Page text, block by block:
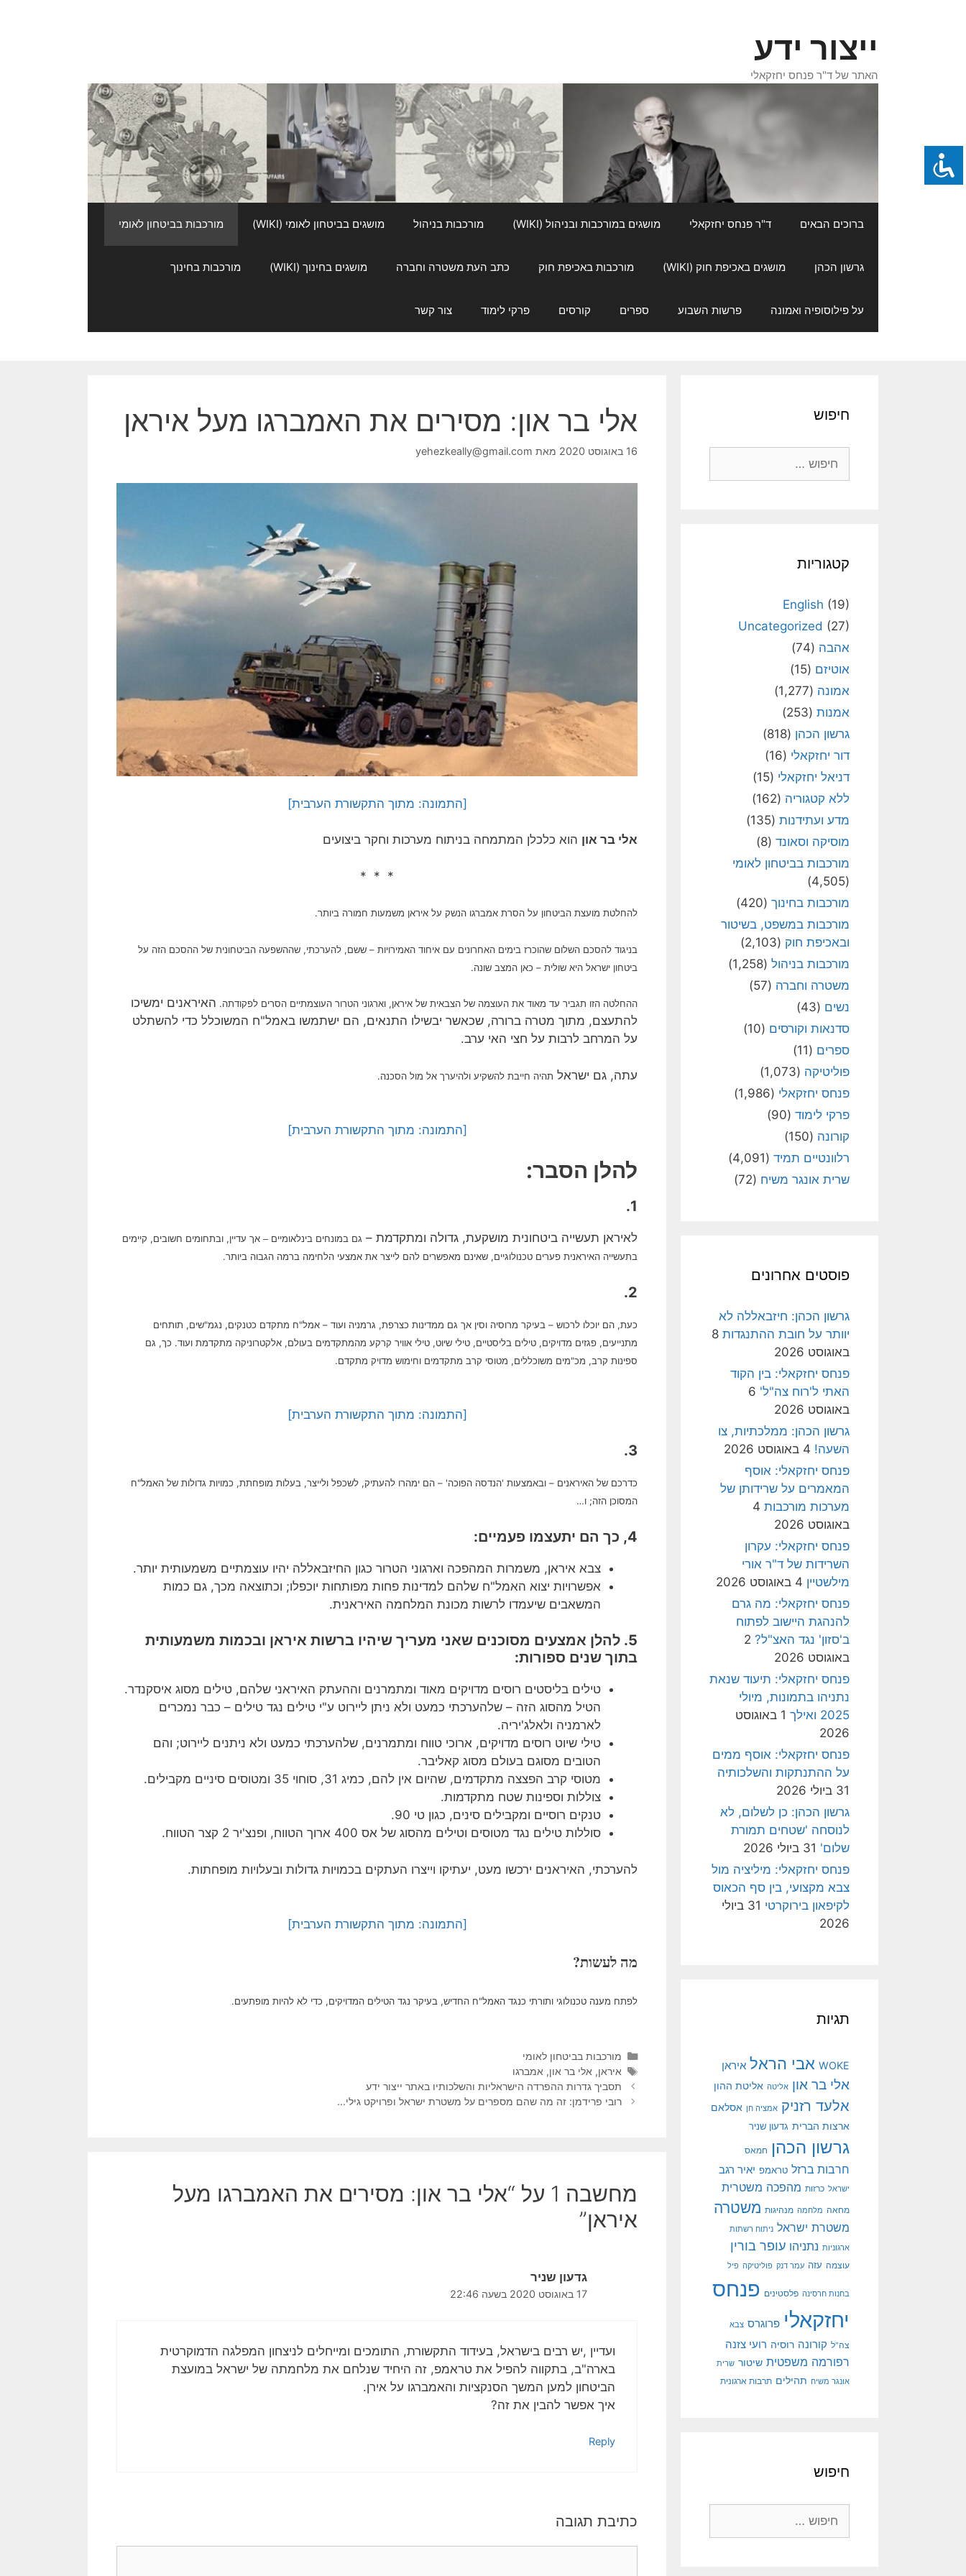
ייצור ידע
האתר של ד"ר פנחס יחזקאלי
ברוכים הבאים ד"ר פנחס יחזקאלי מושגים במורכבות ובניהול (WIKI) מורכבות בניהול מושגים בביטחון לאומי (WIKI) מורכבות בביטחון לאומי
גרשון הכהן מושגים באכיפת חוק (WIKI) מורכבות באכיפת חוק כתב העת משטרה וחברה מושגים בחינוך (WIKI) מורכבות בחינוך
על פילוסופיה ואמונה פרשות השבוע ספרים קורסים פרקי לימוד צור קשר
אלי בר און: מסירים את האמברגו מעל איראן
16 באוגוסט 2020 מאת yehezkeally@gmail.com
[התמונה: מתוך התקשורת הערבית]
אלי בר און הוא כלכלן המתמחה בניתוח מערכות וחקר ביצועים
* * *
להחלטת מועצת הביטחון על הסרת אמברגו הנשק על איראן משמעות חמורה ביותר.
בניגוד להסכם השלום שהוכרז בימים האחרונים עם איחוד האמירויות – ששם, להערכתי, שההשפעה הביטחונית של ההסכם הזה על
ביטחון ישראל היא שולית – כאן המצב שונה.
ההחלטה הזו תגביר עד מאוד את העוצמה של הצבאית של איראן, וארגוני הטרור העוצמתיים הסרים לפקודתה. האיראנים ימשיכו
להתעצם, מתוך מטרה ברורה, שכאשר יבשילו התנאים, הם ישתמשו באמל"ח המשוכלל כדי להשתלט
על המרחב לרבות על חצי האי ערב.
עתה, גם ישראל תהיה חייבת להשקיע ולהיערך אל מול הסכנה.
[התמונה: מתוך התקשורת הערבית]
להלן הסבר:
1.
לאיראן תעשייה ביטחונית מושקעת, גדולה ומתקדמת – גם במונחים בינלאומיים – אך עדיין, ובתחומים חשובים, קיימים
בתעשייה האיראנית פערים טכנולוגיים, שאינם מאפשרים להם לייצר את אמצעי הלחימה ברמה הגבוה ביותר.
2.
כעת, הם יוכלו לרכוש – בעיקר מרוסיה וסין אך גם ממדינות כצרפת, גרמניה ועוד – אמל"ח מתקדם כטנקים, נגמ"שים, תותחים
מתנייעים, פגזים מדויקים, טילים בליסטיים, טילי שיוט, טילי אוויר קרקע מהמתקדמים בעולם, אלקטרוניקה מתקדמת ועוד. כך, גם
ספינות קרב, מכ"מים משוכללים, מטוסי קרב מתקדמים וחימוש מדויק מתקדם.
[התמונה: מתוך התקשורת הערבית]
3.
כדרכם של האיראנים – ובאמצעות 'הנדסה הפוכה' – הם ימהרו להעתיק, לשכפל ולייצר, בעלות מופחתת, כמויות גדולות של האמל"ח
המסוכן הזה; ו…
4, כך הם יתעצמו פעמיים:
צבא איראן, משמרות המהפכה וארגוני הטרור כגון החיזבאללה יהיו עוצמתיים משמעותית יותר.
אפשרויות יצוא האמל"ח שלהם למדינות פחות מפותחות יוכפלו; וכתוצאה מכך, גם כמות
המשאבים שיעמדו לרשות מכונת המלחמה האיראנית.
5. להלן אמצעים מסוכנים שאני מעריך שיהיו ברשות איראן ובכמות משמעותית
בתוך שנים ספורות:
טילים בליסטים רוסים מדויקים מאוד ומתמרנים וההעתק האיראני שלהם, טילים מסוג איסקנדר.
הטיל מהסוג הזה – שלהערכתי כמעט ולא ניתן ליירוט ע"י טילים נגד טילים – כבר נמכרים
לארמניה ולאלג'יריה.
טילי שיוט רוסים מדויקים, ארוכי טווח ומתמרנים, שלהערכתי כמעט ולא ניתנים ליירוט; והם
הטובים מסוגם בעולם מסוג קאליבר.
מטוסי קרב הפצצה מתקדמים, שהיום אין להם, כמיג 31, סוחוי 35 ומטוסים סיניים מקבילים.
צוללות וספינות שטח מתקדמות.
טנקים רוסיים ומקבילים סינים, כגון טי 90.
סוללות טילים נגד מטוסים וטילים מהסוג של אס 400 ארוך הטווח, ופנצ'יר 2 קצר הטווח.
להערכתי, האיראנים ירכשו מעט, יעתיקו וייצרו העתקים בכמויות גדולות ובעלויות מופחתות.
[התמונה: מתוך התקשורת הערבית]
מה לעשות?
לפתח מענה טכנולוגי ותורתי כנגד האמל"ח החדיש, בעיקר נגד הטילים המדויקים, כדי לא להיות מופתעים.
קטגוריות
מורכבות בביטחון לאומי
תגיות
איראן, אלי בר און, אמברגו
תסביך גדרות ההפרדה הישראליות והשלכותיו באתר ייצור ידע
רובי פרידמן: זה מה שהם מספרים על משטרת ישראל ופרויקט גילי…
מחשבה 1 על “אלי בר און: מסירים את האמברגו מעל
איראן”
גדעון שניר
17 באוגוסט 2020 בשעה 22:46
ועדיין ,יש רבים בישראל, בעידוד התקשורת, התומכים ומייחלים לניצחון המפלגה הדמוקרטית
בארה"ב, בתקווה להפיל את טראמפ, זה היחיד שנלחם את מלחמתה של ישראל במועצת
הביטחון למען המשך הסנקציות והאמברגו על אירן.
איך אפשר להבין את זה?
Reply
כתיבת תגובה
חיפוש
קטגוריות
English (19)
Uncategorized (27)
אהבה (74)
אוטיזם (15)
אמונה (1,277)
אמנות (253)
גרשון הכהן (818)
דור יחזקאלי (16)
דניאל יחזקאלי (15)
ללא קטגוריה (162)
מדע ועתידנות (135)
מוסיקה וסאונד (8)
מורכבות בביטחון לאומי
(4,505)
מורכבות בחינוך (420)
מורכבות במשפט, בשיטור
ובאכיפת חוק (2,103)
מורכבות בניהול (1,258)
משטרה וחברה (57)
נשים (43)
סדנאות וקורסים (10)
ספרים (11)
פוליטיקה (1,073)
פנחס יחזקאלי (1,986)
פרקי לימוד (90)
קורונה (150)
רלוונטיים תמיד (4,091)
שרית אונגר משיח (72)
פוסטים אחרונים
גרשון הכהן: חיזבאללה לא
יוותר על חובת ההתנגדות 8
באוגוסט 2026
פנחס יחזקאלי: בין הקוד
האתי ל'רוח צה"ל' 6
באוגוסט 2026
גרשון הכהן: ממלכתיות, צו
השעה! 4 באוגוסט 2026
פנחס יחזקאלי: אוסף
המאמרים על שרידותן של
מערכות מורכבות 4
באוגוסט 2026
פנחס יחזקאלי: עקרון
השרידות של ד"ר אורי
מילשטיין 4 באוגוסט 2026
פנחס יחזקאלי: מה גרם
להנהגת היישוב לפתוח
ב'סזון' נגד האצ"ל? 2
באוגוסט 2026
פנחס יחזקאלי: תיעוד שנאת
נתניהו בתמונות, מיולי
2025 ואילך
1 באוגוסט
2026
פנחס יחזקאלי: אוסף ממים
על ההתנתקות והשלכותיה
31 ביולי 2026
גרשון הכהן: כן לשלום, לא
לנוסחה 'שטחים תמורת
שלום' 31 ביולי 2026
פנחס יחזקאלי: מיליציה מול
צבא מקצועי, בין סף הכאוס
לקיפאון בירוקרטי
31 ביולי
2026
תגיות
WOKE אבי הראל איראן
אלי בר און אליטה אליטת ההון
אלעד רזניק אמציה חן אסלאם
ארצות הברית גדעון שניר
גרשון הכהן חמאס
חרבות ברזל טראמפ יאיר רגב
ישראל כרזות מהפכה משטרית
מחאה מלחמה מנהיגות משטרה
משטרת ישראל ניתוח רשתות
ארגוניות נתניהו עופר בורין
עוצמה עזה עמר דנק פוליטיקה פיל
בחנות חרסינה פלסטינים פנחס
יחזקאלי פרוגרס צבא
צה"ל קורונה רוסיה רועי צזנה
רפורמה משפטית שיטור שרית
אונגר משיח תהילים תרבות ארגונית
חיפוש